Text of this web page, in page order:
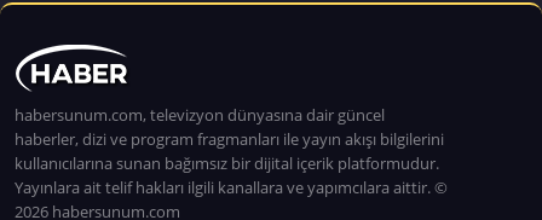
habersunum.com, televizyon dünyasına dair güncel
haberler, dizi ve program fragmanları ile yayın akışı bilgilerini
kullanıcılarına sunan bağımsız bir dijital içerik platformudur.
Yayınlara ait telif hakları ilgili kanallara ve yapımcılara aittir. ©
2026 habersunum.com